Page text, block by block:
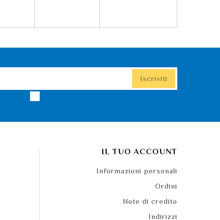
IL TUO ACCOUNT
Informazioni personali
Ordini
Note di credito
Indirizzi